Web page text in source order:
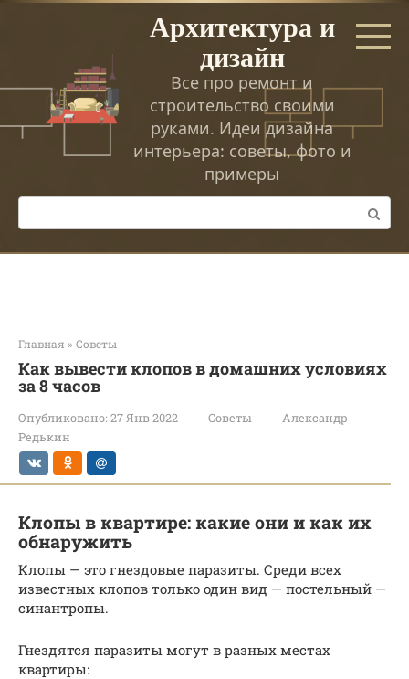
Перейти
Архитектура и
дизайн
Все про ремонт и
строительство своими
руками. Идеи дизайна
интерьера: советы, фото и
примеры
Поиск:
Главная » Советы
Как вывести клопов в домашних условиях
за 8 часов
Опубликовано: 27 Янв 2022 Советы
Александр
Редькин
Клопы в квартире: какие они и как их
обнаружить
Клопы — это гнездовые паразиты. Среди всех
известных клопов только один вид — постельный —
синантропы.
Гнездятся паразиты могут в разных местах
квартиры: